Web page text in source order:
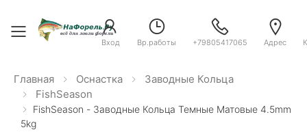
Toggle menu
Вход Вр.работы +79805417065 Адрес
Главная Оснастка
Заводные Кольца
FishSeason
FishSeason - Заводные Кольца Темные Матовые 4.5mm
5kg